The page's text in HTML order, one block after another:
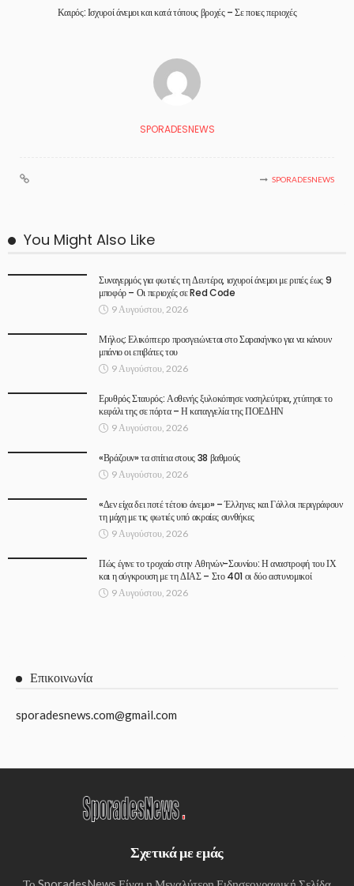
Καιρός: Ισχυροί άνεμοι και κατά τόπους βροχές – Σε ποιες περιοχές
SPORADESNEWS
SPORADESNEWS
You Might Also Like
Συναγερμός για φωτιές τη Δευτέρα, ισχυροί άνεμοι με ριπές έως 9
μποφόρ – Οι περιοχές σε Red Code
9 Αυγούστου, 2026
Μήλος: Ελικόπτερο προσγειώνεται στο Σαρακήνικο για να κάνουν
μπάνιο οι επιβάτες του
9 Αυγούστου, 2026
Ερυθρός Σταυρός: Ασθενής ξυλοκόπησε νοσηλεύτρια, χτύπησε το
κεφάλι της σε πόρτα – Η καταγγελία της ΠΟΕΔΗΝ
9 Αυγούστου, 2026
«Βράζουν» τα σπίτια στους 38 βαθμούς
9 Αυγούστου, 2026
«Δεν είχα δει ποτέ τέτοιο άνεμο» – Έλληνες και Γάλλοι περιγράφουν
τη μάχη με τις φωτιές υπό ακραίες συνθήκες
9 Αυγούστου, 2026
Πώς έγινε το τροχαίο στην Αθηνών-Σουνίου: Η αναστροφή του ΙΧ
και η σύγκρουση με τη ΔΙΑΣ – Στο 401 οι δύο αστυνομικοί
9 Αυγούστου, 2026
Επικοινωνία
sporadesnews.com@gmail.com
Σχετικά με εμάς